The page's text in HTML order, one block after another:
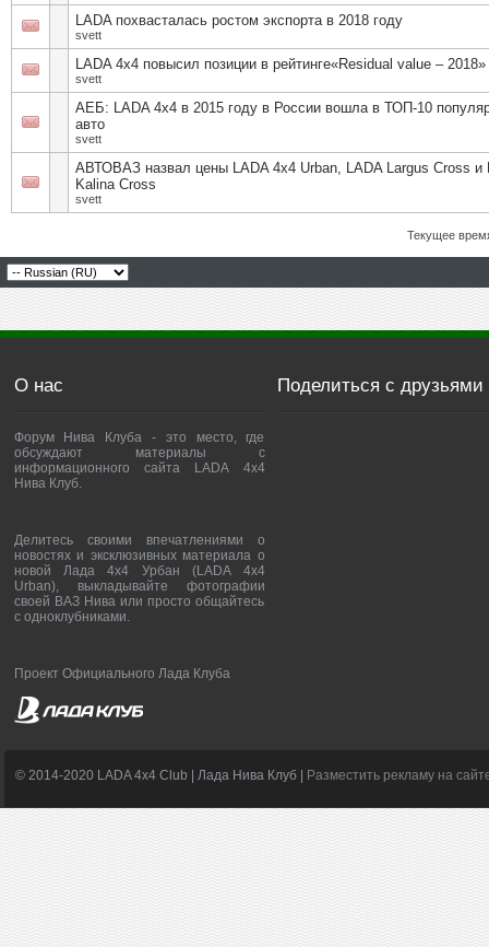
LADA похвасталась ростом экспорта в 2018 году
svett
LADA 4x4 повысил позиции в рейтинге«Residual value – 2018»
svett
АЕБ: LADA 4х4 в 2015 году в России вошла в ТОП-10
авто
svett
АВТОВАЗ назвал цены LADA 4х4 Urban, LADA Largus Cross и
Kalina Cross
svett
Текущее
О нас
Форум Нива Клуба - это место, где
обсуждают материалы с
информационного сайта LADA 4x4
Нива Клуб.
Делитесь своими впечатлениями о
новостях и эксклюзивных материала о
новой Лада 4х4 Урбан (LADA 4x4
Urban), выкладывайте фотографии
своей ВАЗ Нива или просто общайтесь
с одноклубниками.
Проект Официального Лада Клуба
Поделиться с друзьями
© 2014-2020 LADA 4x4 Club | Лада Нива Клуб | Разместить рекламу на